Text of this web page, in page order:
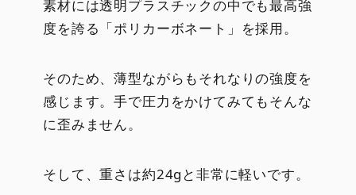
素材には透明プラスチックの中でも最高強
度を誇る「ポリカーボネート」を採用。
そのため、薄型ながらもそれなりの強度を
感じます。手で圧力をかけてみてもそんな
に歪みません。
そして、重さは約24gと非常に軽いです。